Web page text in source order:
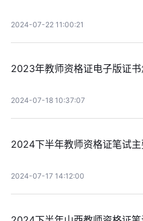
2024-07-22 11:00:21
2023年教师资格证电子版证
2024-07-18 10:37:07
2024下半年教师资格证笔试
2024-07-17 14:12:00